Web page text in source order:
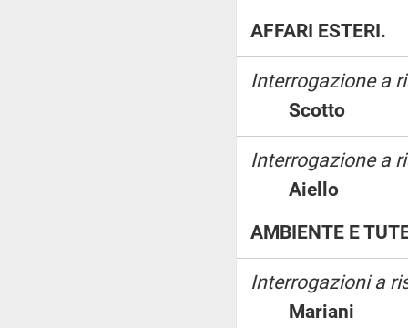
AFFARI ESTERI.
Interrogazione a
Scotto
Interrogazione a
Aiello
AMBIENTE E
Interrogazioni a
Mariani